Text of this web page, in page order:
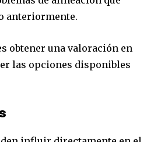
Seguidores Seguidores
anteriormente.
obtener una valoración en
las opciones disponibles